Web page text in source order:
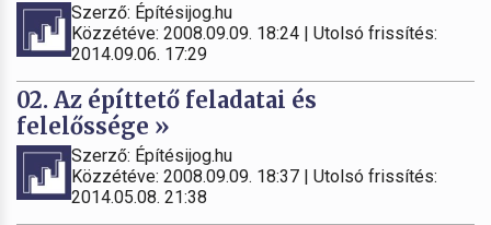
Szerző: Építésijog.hu
Közzétéve: 2008.09.09. 18:24 | Utolsó frissítés:
2014.09.06. 17:29
02. Az építtető feladatai és
felelőssége »
Szerző: Építésijog.hu
Közzétéve: 2008.09.09. 18:37 | Utolsó frissítés:
2014.05.08. 21:38